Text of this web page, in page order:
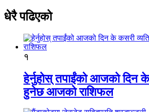
धेरै पढिएको
१
हेर्नुहोस् तपाईंको आजको दिन
हुनेछ आजको राशिफल